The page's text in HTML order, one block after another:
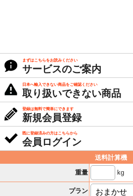
まずはこちらをお読みください
サービスのご案内
日本へ輸入できない商品をご確認ください
取り扱いできない商品
登録は無料で簡単にできます
新規会員登録
既に登録済みの方はこちらから
会員ログイン
送料計算機
重量
kg
プラン